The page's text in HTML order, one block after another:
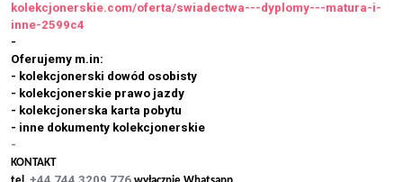
kolekcjonerskie.com/oferta/swiadectwa---dyplomy---matura-i-
inne-2599c4
-
Oferujemy m.in:
- kolekcjonerski dowód osobisty
- kolekcjonerskie prawo jazdy
- kolekcjonerska karta pobytu
- inne dokumenty kolekcjonerskie
-
KONTAKT